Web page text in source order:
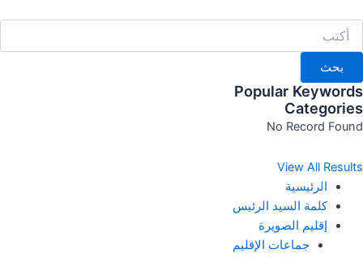
إلى
المحتوى
بحث
Popular Keywords
Categories
No Record Found
View All Results
الرئيسية
كلمة السيد الرئيس
إقليم الصويرة
جماعات الإقليم